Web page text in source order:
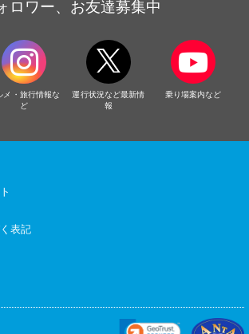
ロワー、お友達募集中
メ・旅行情報な
ど
運行状況など最新情
報
乗り場案内など
表記